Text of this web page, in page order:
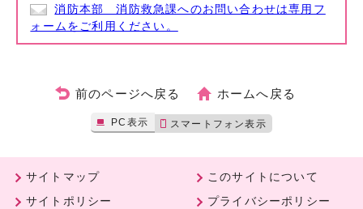
消防本部 消防救急課へのお問い合わせは専用フ
ォームをご利用ください。
前のページへ戻る ホームへ戻る
PC表示 スマートフォン表示
サイトマップ
このサイトについて
サイトポリシー
プライバシーポリシー